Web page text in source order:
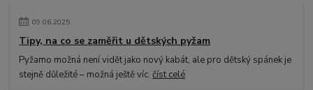
09.06.2025
Tipy, na co se zaměřit u dětských pyžam
Pyžamo možná není vidět jako nový kabát, ale pro dětský spánek je
stejně důležité – možná ještě víc.číst celé